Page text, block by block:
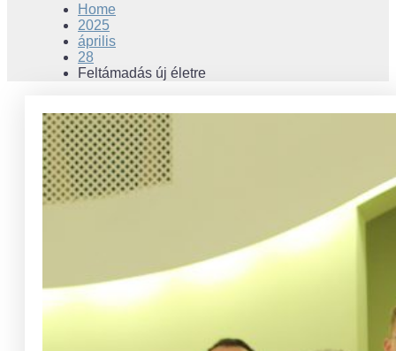
Home
2025
április
28
Feltámadás új életre